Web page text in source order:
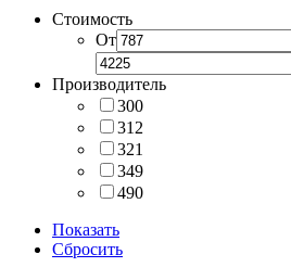
Стоимость
От
Производитель
300
312
321
349
490
Показать
Сбросить